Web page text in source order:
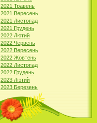
2021 Травень
2021 Вересень
2021 Листопад
2021 Грудень
2022 Лютий
2022 Червень
2022 Вересень
2022 Жовтень
2022 Листопад
2022 Грудень
2023 Лютий
2023 Березень